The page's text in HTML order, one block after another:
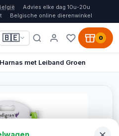
Advies elke dag 10u-20u
Belgische online dierenwinkel
🇧🇪 0
met Leiband Groen